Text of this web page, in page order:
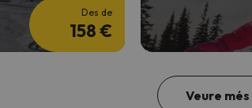
Des de
158 €
Veure